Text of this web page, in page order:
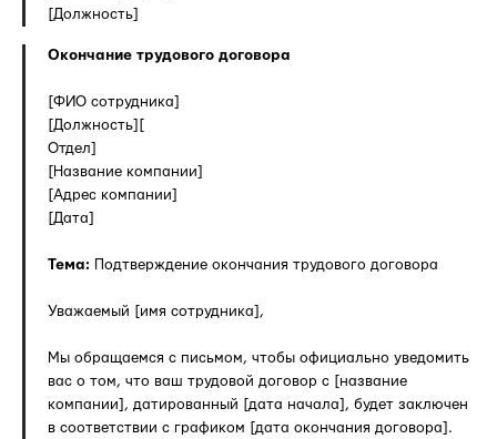
[Должность]
Окончание трудового договора
[ФИО сотрудника]
[Должность][
Отдел]
[Название компании]
[Адрес компании]
[Дата]
Тема: Подтверждение окончания трудового договора
Уважаемый [имя сотрудника],
Мы обращаемся с письмом, чтобы официально уведомить
вас о том, что ваш трудовой договор с [название
компании], датированный [дата начала], будет заключен
в соответствии с графиком [дата окончания договора].